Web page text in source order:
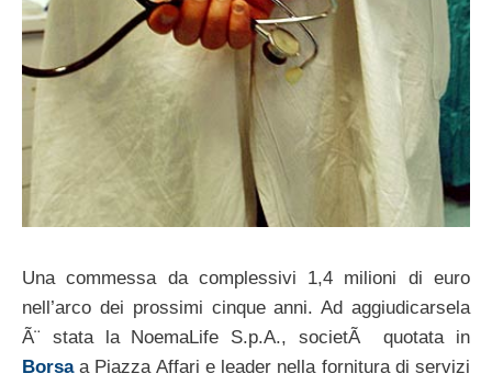
Una commessa da complessivi 1,4 milioni di euro
nell’arco dei prossimi cinque anni. Ad aggiudicarsela
Ã¨ stata la NoemaLife S.p.A., societÃ quotata in
Borsaa Piazza Affari e leader nella fornitura di servizi